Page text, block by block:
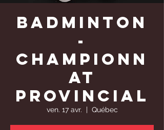
Badminton
-
Championn
at
provincial
ven. 17 avr.
  |
Québec